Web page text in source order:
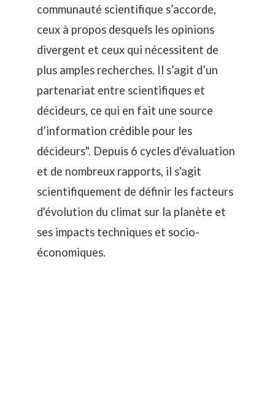
communauté scientifique s’accorde,
ceux à propos desquels les opinions
divergent et ceux qui nécessitent de
plus amples recherches. Il s’agit d’un
partenariat entre scientifiques et
décideurs, ce qui en fait une source
d’information crédible pour les
décideurs". Depuis 6 cycles d'évaluation
et de nombreux rapports, il s'agit
scientifiquement de définir les facteurs
d'évolution du climat sur la planète et
ses impacts techniques et socio-
économiques.